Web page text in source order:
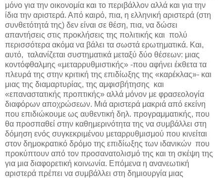
μόνο για την οικονομία και το περιβάλλον αλλά και για την
ίδια την αριστερά. Από καιρό, πια, η ελληνική αριστερά (στη
συνθετότητά της) δεν είναι σε θέση, πια, να δώσει
απαντήσεις στις προκλήσεις της πολιτικής και πολύ
περισσότερα ακόμα να βάλει τα σωστά ερωτηματικά. Και,
αυτό, ταλανίζεται συστηματικά μεταξύ δύο θέσεων: μιας
κοντόφθαλμης «μεταρρυθμιστικής» -που αφήνει έκθετα τα
πλευρά της στην κριτική της επιδίωξης της «καρέκλας»- και
μιας της διαμαρτυρίας, της αμφισβήτησης και
«επαναστατικής προπτικής» αλλά μόνον με φρασεολογία
διαφόρων αποχρώσεων. Μιά αριστερά μακριά από εκείνη
που επιδιώκουμε ως αυθεντική δηλ. προγραμματικής, που
θα προσπαθεί στην καθημερινότητα της να συμβάλλει στη
δόμηση ενός συγκεκριμένου μεταρρυθμισμού που κινείται
στον δημοκρατικό δρόμο της επιδίωξης των ιδανικών που
προκύπτουν από τον προσανατολισμό της και τη σκέψη της
για μια διαφορετική κοινωνία. Επόμενα η ανανεωτική
αριστερά πρέπει να συμβάλλει στη δημιουργία μιας